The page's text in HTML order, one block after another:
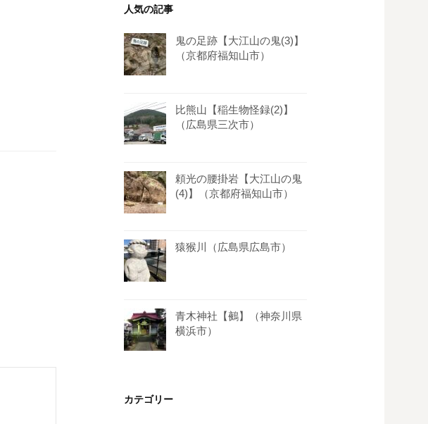
人気の記事
鬼の足跡【大江山の鬼(3)】
（京都府福知山市）
比熊山【稲生物怪録(2)】
（広島県三次市）
頼光の腰掛岩【大江山の鬼
(4)】（京都府福知山市）
猿猴川（広島県広島市）
青木神社【鵺】（神奈川県
横浜市）
カテゴリー